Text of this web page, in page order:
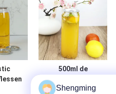
500ml de
Vierkante Plastic
Flessen van de
Shengming